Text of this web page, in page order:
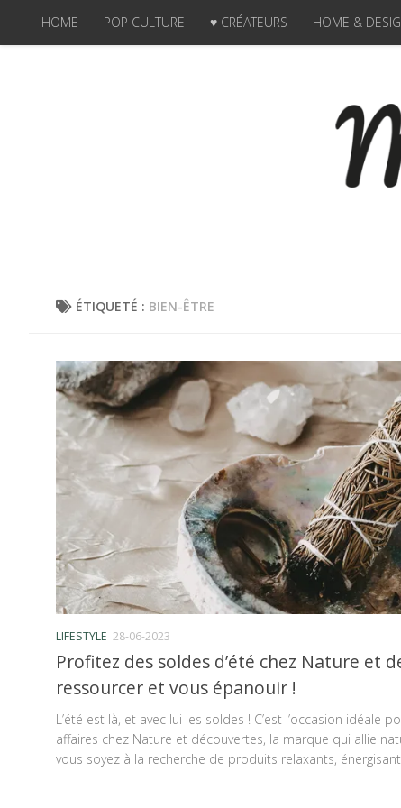
Skip to content
HOME POP CULTURE ♥ CRÉATEURS HOME &
ÉTIQUETÉ : BIEN-ÊTRE
LIFESTYLE 28-06-2023
Profitez des soldes d’été chez Nature et
ressourcer et vous épanouir !
L’été est là, et avec lui les soldes ! C’est l’occasion idéale
affaires chez Nature et découvertes, la marque qui allie
vous soyez à la recherche de produits relaxants,